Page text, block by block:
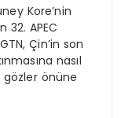
Kore’nin
APEC
Çin’in son
nasıl
gözler önüne